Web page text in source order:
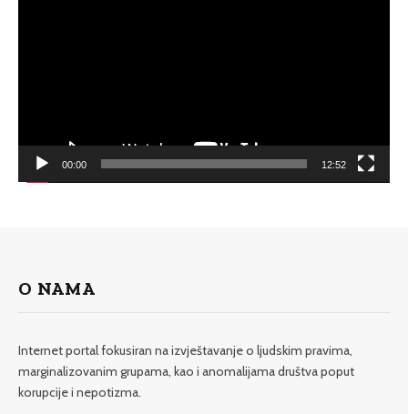
00:00 12:52
O NAMA
Internet portal fokusiran na izvještavanje o ljudskim pravima,
marginalizovanim grupama, kao i anomalijama društva poput
korupcije i nepotizma.